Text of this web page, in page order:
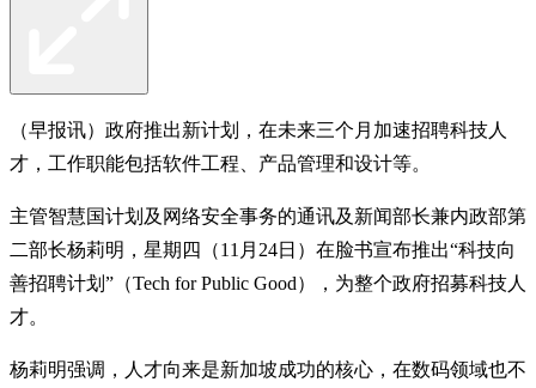
（早报讯）政府推出新计划，在未来三个月加速招聘科技人
才，工作职能包括软件工程、产品管理和设计等。
主管智慧国计划及网络安全事务的通讯及新闻部长兼内政部第
二部长杨莉明，星期四（11月24日）在脸书宣布推出“科技向
善招聘计划”（Tech for Public Good），为整个政府招募科技人
才。
杨莉明强调，人才向来是新加坡成功的核心，在数码领域也不